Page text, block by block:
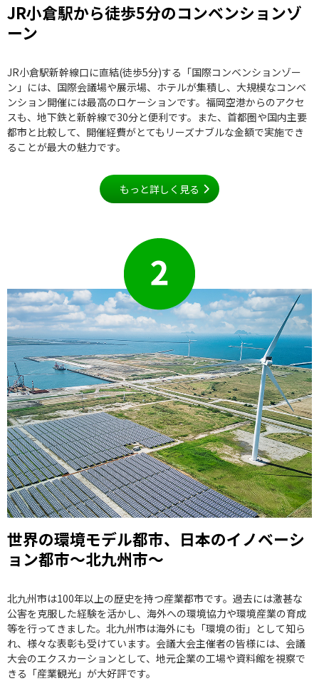
JR小倉駅から徒歩5分のコンベンションゾ
ーン
JR小倉駅新幹線口に直結(徒歩5分)する「国際コンベンションゾー
ン」には、国際会議場や展示場、ホテルが集積し、大規模なコンベ
ンション開催には最高のロケーションです。福岡空港からのアクセ
スも、地下鉄と新幹線で30分と便利です。また、首都圏や国内主要
都市と比較して、開催経費がとてもリーズナブルな金額で実施でき
ることが最大の魅力です。
もっと詳しく見る
世界の環境モデル都市、日本のイノベーシ
ョン都市～北九州市～
北九州市は100年以上の歴史を持つ産業都市です。過去には激甚な
公害を克服した経験を活かし、海外への環境協力や環境産業の育成
等を行ってきました。北九州市は海外にも「環境の街」として知ら
れ、様々な表彰も受けています。会議大会主催者の皆様には、会議
大会のエクスカーションとして、地元企業の工場や資料館を視察で
きる「産業観光」が大好評です。